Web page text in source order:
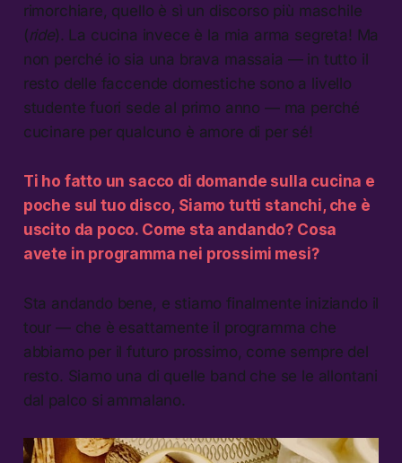
rimorchiare, quello è sì un discorso più maschile
(ride). La cucina invece è la mia arma segreta! Ma
non perché io sia una brava massaia — in tutto il
resto delle faccende domestiche sono a livello
studente fuori sede al primo anno — ma perché
cucinare per qualcuno è amore di per sé!
Ti ho fatto un sacco di domande sulla cucina e
poche sul tuo disco, Siamo tutti stanchi, che è
uscito da poco. Come sta andando? Cosa
avete in programma nei prossimi mesi?
Sta andando bene, e stiamo finalmente iniziando il
tour — che è esattamente il programma che
abbiamo per il futuro prossimo, come sempre del
resto. Siamo una di quelle band che se le allontani
dal palco si ammalano.